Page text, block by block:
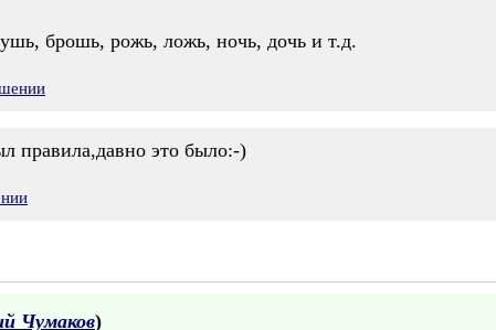
брошь, рожь, ложь, ночь, дочь и т.д.
правила,давно это было:-)
Чумаков)